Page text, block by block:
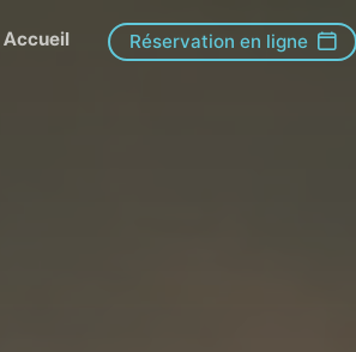
Accueil Réservation en ligne